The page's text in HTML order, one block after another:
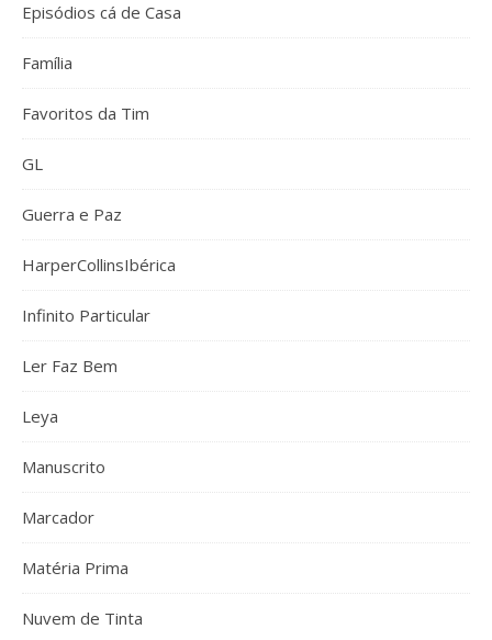
Episódios cá de Casa
Família
Favoritos da Tim
GL
Guerra e Paz
HarperCollinsIbérica
Infinito Particular
Ler Faz Bem
Leya
Manuscrito
Marcador
Matéria Prima
Nuvem de Tinta